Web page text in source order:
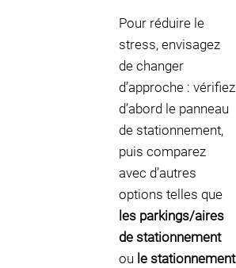
Pour réduire le
stress, envisagez
de changer
d’approche : vérifiez
d’abord le panneau
de stationnement,
puis comparez
avec d’autres
options telles que
les parkings/aires
de stationnement
ou le stationnement